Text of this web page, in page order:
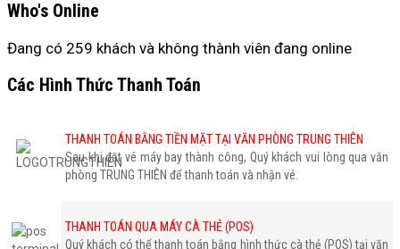
Who's Online
Đang có 259 khách và không thành viên đang online
Các Hình Thức Thanh Toán
THANH TOÁN BẰNG TIỀN MẶT TẠI VĂN PHÒNG TRUNG THIÊN
Sau khi đặt vé máy bay thành công, Quý khách vui lòng qua văn
phòng TRUNG THIÊN để thanh toán và nhận vé.
THANH TOÁN QUA MÁY CÀ THẺ (POS)
Quý khách có thể thanh toán bằng hình thức cà thẻ (POS) tại văn